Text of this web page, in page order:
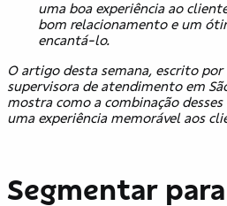
uma boa experiência ao
bom relacionamento e um
encantá-lo.
O artigo desta semana, escrito por
supervisora de atendimento em
mostra como a combinação
uma experiência memorável aos
Segmentar